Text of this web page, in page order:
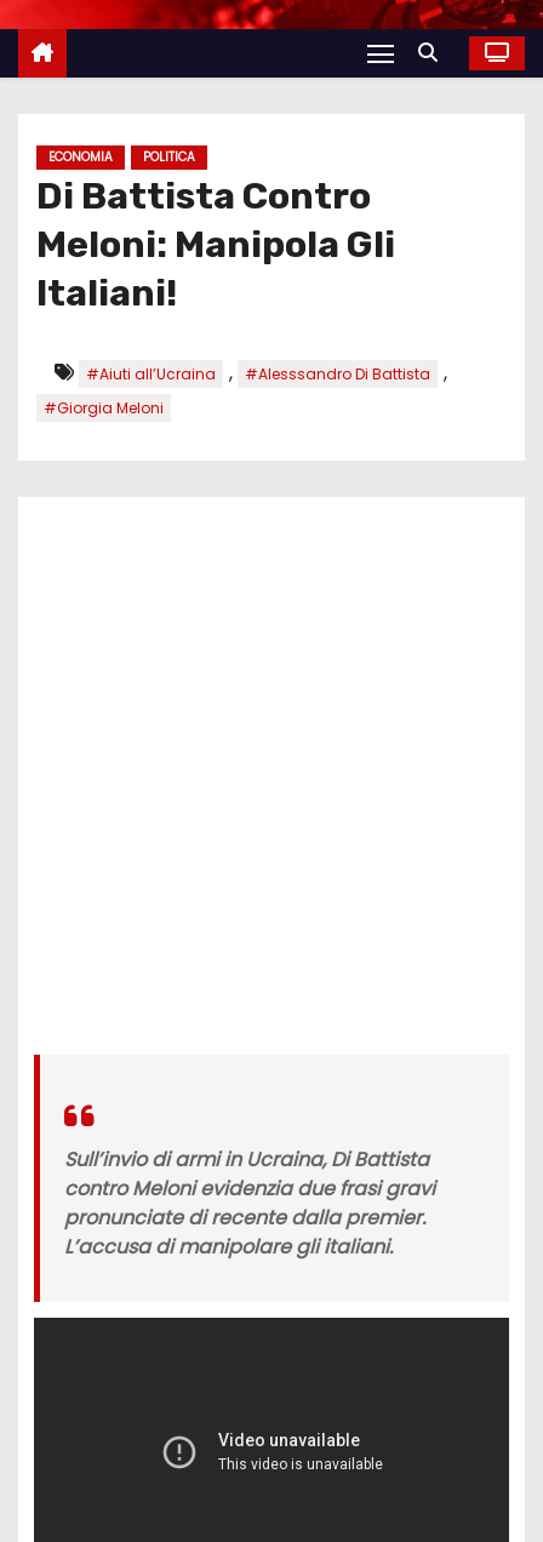
ECONOMIA POLITICA
Di Battista Contro
Meloni: Manipola Gli
Italiani!
#Aiuti all’Ucraina , #Alesssandro Di Battista ,
#Giorgia Meloni
Sull’invio diarmi in Ucraina, Di Battista
contro Melonievidenzia due frasi gravi
pronunciate di recente dalla premier.
L’accusa di manipolare gli italiani.